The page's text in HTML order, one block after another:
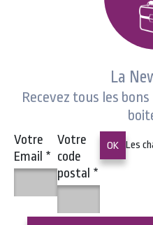
La
Recevez tous les
Votre
Email *
Votre
code
postal *
Les